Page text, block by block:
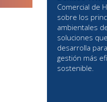
Comercial de
sobre los
ambientales
soluciones
desarrolla
gestión más
sostenible.